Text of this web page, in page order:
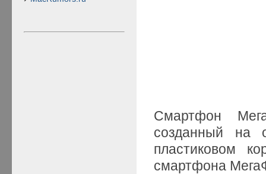
Смартфон
созданный на
пластиковом
смартфона